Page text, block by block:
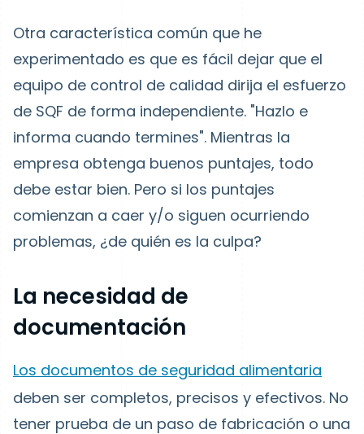
Otra característica común que he
experimentado es que es fácil dejar que el
equipo de control de calidad dirija el esfuerzo
de SQF de forma independiente. "Hazlo e
informa cuando termines". Mientras la
empresa obtenga buenos puntajes, todo
debe estar bien. Pero si los puntajes
comienzan a caer y/o siguen ocurriendo
problemas, ¿de quién es la culpa?
La necesidad de
documentación
Los documentos de seguridad alimentaria
deben ser completos, precisos y efectivos. No
tener prueba de un paso de fabricación o una